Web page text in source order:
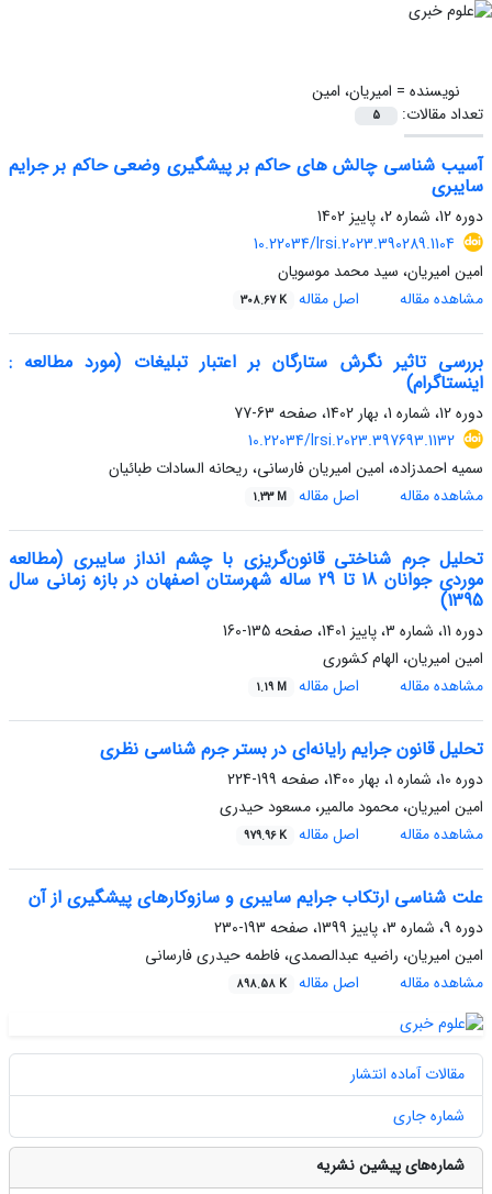
نویسنده = امیریان، امین
تعداد مقالات:
5
آسیب شناسی چالش های حاکم بر پیشگیری وضعی حاکم بر جرایم
سایبری
دوره 12، شماره 2، پاییز 1402
10.22034/lrsi.2023.390289.1104
امین امیریان، سید محمد موسویان
مشاهده مقاله
اصل مقاله 308.67 K
بررسی تاثیر نگرش ستارگان بر اعتبار تبلیغات (مورد مطالعه :
اینستاگرام)
دوره 12، شماره 1، بهار 1402، صفحه
63-77
10.22034/lrsi.2023.397693.1132
سمیه احمدزاده، امین امیریان فارسانی، ریحانه السادات طبائیان
مشاهده مقاله
اصل مقاله 1.33 M
تحلیل جرم شناختی قانون‌گریزی با چشم انداز سایبری (مطالعه
موردی جوانان 18 تا 29 ساله شهرستان اصفهان در بازه زمانی سال
1395)
دوره 11، شماره 3، پاییز 1401، صفحه
135-160
امین امیریان، الهام کشوری
مشاهده مقاله
اصل مقاله 1.19 M
تحلیل قانون جرایم رایانه‌ای در بستر جرم شناسی نظری
دوره 10، شماره 1، بهار 1400، صفحه
199-224
امین امیریان، محمود مالمیر، مسعود حیدری
مشاهده مقاله
اصل مقاله 979.96 K
علت شناسی ارتکاب جرایم سایبری و سازوکارهای پیشگیری از آن
دوره 9، شماره 3، پاییز 1399، صفحه
193-230
امین امیریان، راضیه عبدالصمدی، فاطمه حیدری فارسانی
مشاهده مقاله
اصل مقاله 898.58 K
مقالات آماده انتشار
شماره جاری
شماره‌های پیشین نشریه